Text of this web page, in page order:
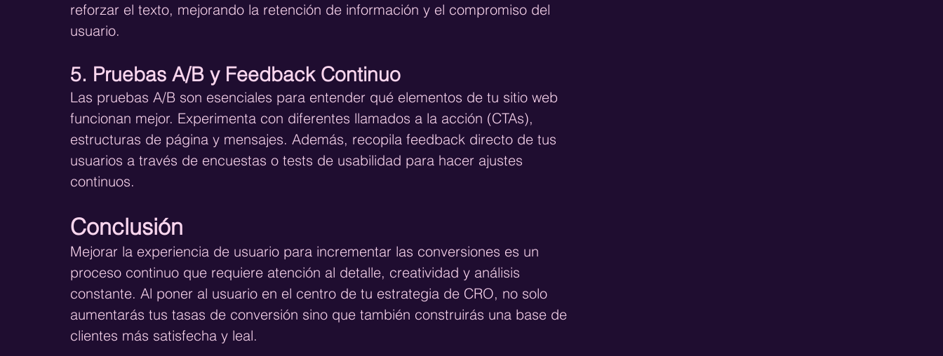
reforzar el texto, mejorando la retención de información y el compromiso del
usuario.
5. Pruebas A/B y Feedback Continuo
Las pruebas A/B son esenciales para entender qué elementos de tu sitio web
funcionan mejor. Experimenta con diferentes llamados a la acción (CTAs),
estructuras de página y mensajes. Además, recopila feedback directo de tus
usuarios a través de encuestas o tests de usabilidad para hacer ajustes
continuos.
Conclusión
Mejorar la experiencia de usuario para incrementar las conversiones es un
proceso continuo que requiere atención al detalle, creatividad y análisis
constante. Al poner al usuario en el centro de tu estrategia de CRO, no solo
aumentarás tus tasas de conversión sino que también construirás una base de
clientes más satisfecha y leal.